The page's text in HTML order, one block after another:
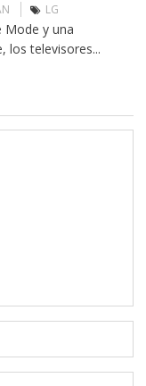
LG
Mode y una
los televisores...